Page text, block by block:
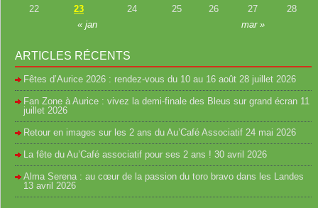
« jan mar »
22
23 24 25 26 27 28
ARTICLES RÉCENTS
Fêtes d’Aurice 2026 : rendez-vous du 10 au 16 août 28 juillet 2026
Fan Zone à Aurice : vivez la demi-finale des Bleus sur grand écran 11
juillet 2026
Retour en images sur les 2 ans du Au’Café Associatif 24 mai 2026
La fête du Au’Café associatif pour ses 2 ans ! 30 avril 2026
Alma Serena : au cœur de la passion du toro bravo dans les Landes
13 avril 2026